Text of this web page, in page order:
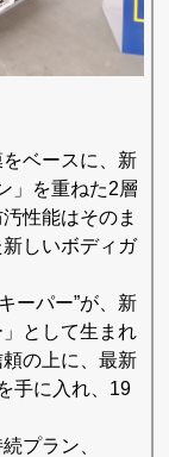
ベースに、新
」を重ねた2層
性能はそのま
しいボディガ
ーパー”が、新
として生まれ
の上に、最新
手に入れ、19
プラン、